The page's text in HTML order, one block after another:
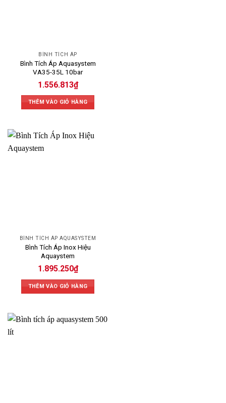
BÌNH TÍCH ÁP
Bình Tích Áp Aquasystem
VA35-35L 10bar
1.556.813₫
THÊM VÀO GIỎ HÀNG
BÌNH TÍCH ÁP AQUASYSTEM
Bình Tích Áp Inox Hiệu
Aquaystem
1.895.250₫
THÊM VÀO GIỎ HÀNG